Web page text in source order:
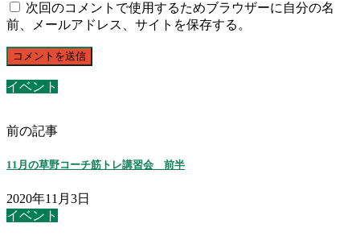
次回のコメントで使用するためブラウザーに自分の名
前、メールアドレス、サイトを保存する。
イベント
前の記事
11月の草野コーチ筋トレ講習会 前半
2020年11月3日
イベント